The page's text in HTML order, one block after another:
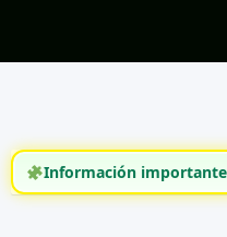
Información